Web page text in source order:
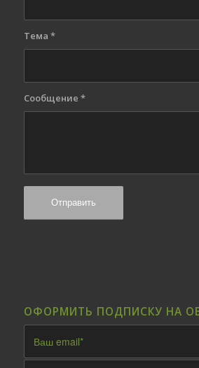
Тема *
Сообщение *
ОФОРМИТЬ ПОДПИСКУ НА